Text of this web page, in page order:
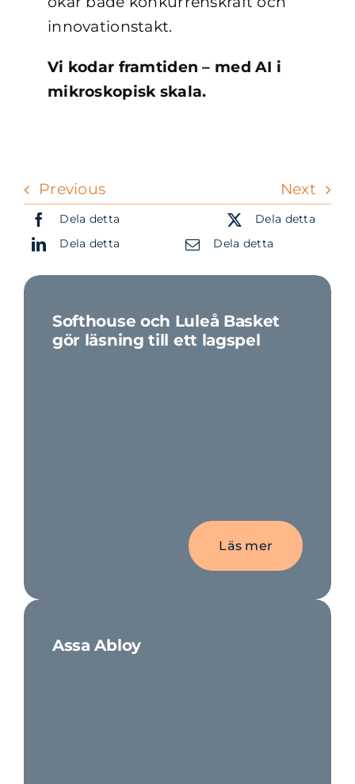
innovationstakt.
Vi kodar framtiden – med AI i
mikroskopisk skala.
Previous Next
Dela detta
Dela detta
Dela detta
Dela detta
Softhouse och Luleå Basket
gör läsning till ett lagspel
Läs mer
Assa Abloy